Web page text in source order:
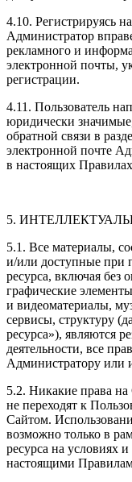
4.10. Регистрируясь
Администратор
рекламного и
электронной почты,
регистрации.
4.11. Пользователь
юридически
обратной связи в
электронной почте
в настоящих
5.
5.1. Все материалы,
и/или доступные при
ресурса, включая
графические
и видеоматериалы,
сервисы, структуру
ресурса»), являются
деятельности, все
Администратору или
5.2. Никакие права
не переходят к
Сайтом.
возможно только в
ресурса на условиях
настоящими